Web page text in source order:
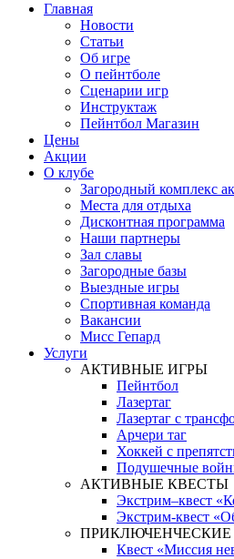
Главная
Новости
Статьи
Об игре
О пейнтболе
Сценарии игр
Инструктаж
Пейнтбол Магазин
Цены
Акции
О клубе
Загородный комплекс
Места для отдыха
Дисконтная программа
Наши партнеры
Зал славы
Загородные базы
Выездные игры
Спортивная команда
Вакансии
Мисс Гепард
Услуги
АКТИВНЫЕ ИГРЫ
Пейнтбол
Лазертаг
Лазертаг с
Арчери таг
Хоккей с
Подушечные
АКТИВНЫЕ КВЕСТЫ
Экстрим–квест
Экстрим-квест
Квест «Миссия